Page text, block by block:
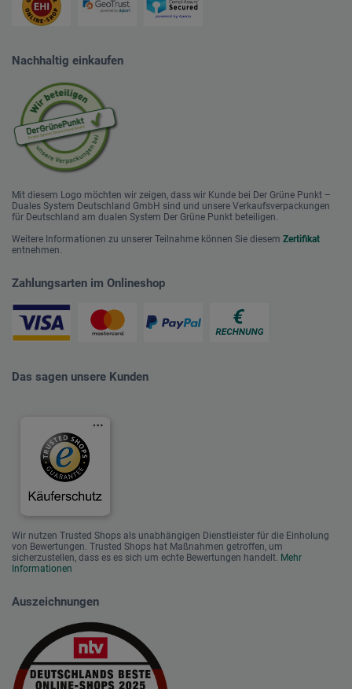
Nachhaltig einkaufen
Mit diesem Logo möchten wir zeigen, dass wir Kunde bei Der Grüne Punkt –
Duales System Deutschland GmbH sind und unsere Verkaufsverpackungen
für Deutschland am dualen System Der Grüne Punkt beteiligen.
Weitere Informationen zu unserer Teilnahme können Sie diesem Zertifikat
entnehmen.
Zahlungsarten im Onlineshop
Das sagen unsere Kunden
Wir nutzen Trusted Shops als unabhängigen Dienstleister für die Einholung
von Bewertungen. Trusted Shops hat Maßnahmen getroffen, um
sicherzustellen, dass es es sich um echte Bewertungen handelt. Mehr
Informationen
Auszeichnungen